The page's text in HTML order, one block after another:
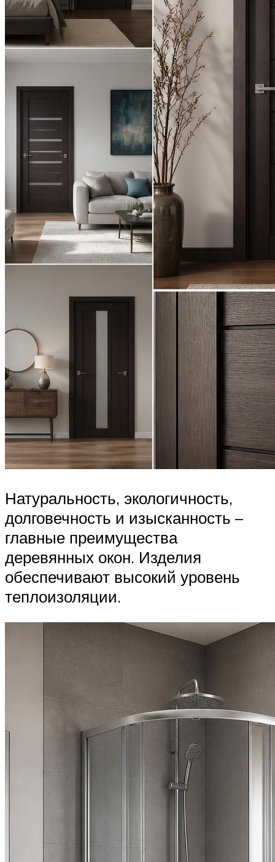
Натуральность, экологичность,
долговечность и изысканность –
главные преимущества
деревянных окон. Изделия
обеспечивают высокий уровень
теплоизоляции.